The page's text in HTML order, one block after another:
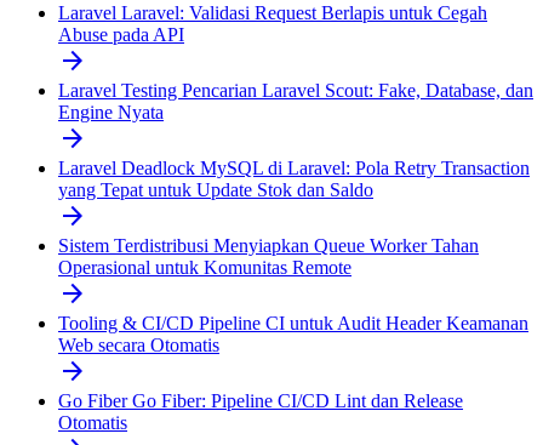
Laravel Laravel: Validasi Request Berlapis untuk Cegah
Abuse pada API
arrow_forward
Laravel Testing Pencarian Laravel Scout: Fake, Database, dan
Engine Nyata
arrow_forward
Laravel Deadlock MySQL di Laravel: Pola Retry Transaction
yang Tepat untuk Update Stok dan Saldo
arrow_forward
Sistem Terdistribusi Menyiapkan Queue Worker Tahan
Operasional untuk Komunitas Remote
arrow_forward
Tooling & CI/CD Pipeline CI untuk Audit Header Keamanan
Web secara Otomatis
arrow_forward
Go FiberGo Fiber: Pipeline CI/CD Lint dan Release
Otomatis